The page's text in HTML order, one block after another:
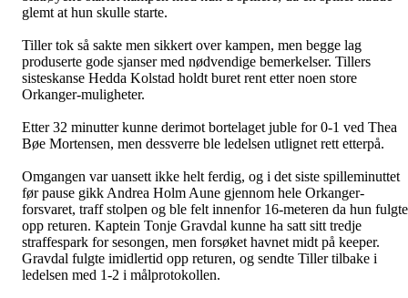
glemt at hun skulle starte.
Tiller tok så sakte men sikkert over kampen, men begge lag
produserte gode sjanser med nødvendige bemerkelser. Tillers
sisteskanse Hedda Kolstad holdt buret rent etter noen store
Orkanger-muligheter.
Etter 32 minutter kunne derimot bortelaget juble for 0-1 ved Thea
Bøe Mortensen, men dessverre ble ledelsen utlignet rett etterpå.
Omgangen var uansett ikke helt ferdig, og i det siste spilleminuttet
før pause gikk Andrea Holm Aune gjennom hele Orkanger-
forsvaret, traff stolpen og ble felt innenfor 16-meteren da hun fulgte
opp returen. Kaptein Tonje Gravdal kunne ha satt sitt tredje
straffespark for sesongen, men forsøket havnet midt på keeper.
Gravdal fulgte imidlertid opp returen, og sendte Tiller tilbake i
ledelsen med 1-2 i målprotokollen.